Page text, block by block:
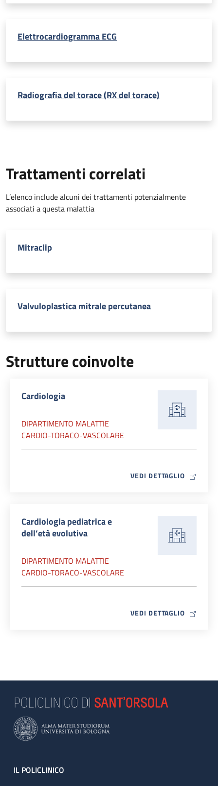
Elettrocardiogramma ECG
Radiografia del torace (RX del torace)
Trattamenti correlati
L’elenco include alcuni dei trattamenti potenzialmente
associati a questa malattia
Mitraclip
Valvuloplastica mitrale percutanea
Strutture coinvolte
Cardiologia
DIPARTIMENTO MALATTIE
CARDIO-TORACO-VASCOLARE
VEDI DETTAGLIO MAP ICON
Cardiologia pediatrica e
dell’età evolutiva
DIPARTIMENTO MALATTIE
CARDIO-TORACO-VASCOLARE
VEDI DETTAGLIO MAP ICON
Footer
IL POLICLINICO